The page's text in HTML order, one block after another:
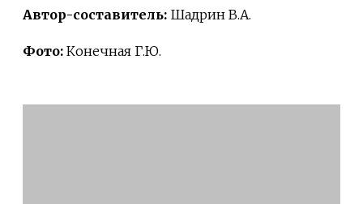
Автор-составитель: Шадрин В.А.
Фото: Конечная Г.Ю.